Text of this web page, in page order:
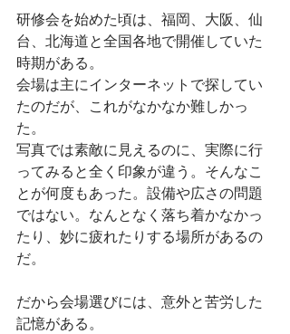
研修会を始めた頃は、福岡、大阪、仙
台、北海道と全国各地で開催していた
時期がある。
会場は主にインターネットで探してい
たのだが、これがなかなか難しかっ
た。
写真では素敵に見えるのに、実際に行
ってみると全く印象が違う。そんなこ
とが何度もあった。設備や広さの問題
ではない。なんとなく落ち着かなかっ
たり、妙に疲れたりする場所があるの
だ。
だから会場選びには、意外と苦労した
記憶がある。